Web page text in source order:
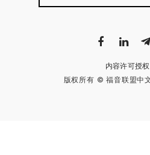
内容许可授权
版权所有 © 福音联盟中